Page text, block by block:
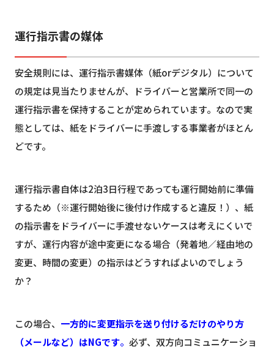
運行指示書の媒体
安全規則には、運行指示書媒体（紙orデジタル）について
の規定は見当たりませんが、ドライバーと営業所で同一の
運行指示書を保持することが定められています。なので実
態としては、紙をドライバーに手渡しする事業者がほとん
どです。
運行指示書自体は2泊3日行程であっても運行開始前に準備
するため（※運行開始後に後付け作成すると違反！）、紙
の指示書をドライバーに手渡せないケースは考えにくいで
すが、運行内容が途中変更になる場合（発着地／経由地の
変更、時間の変更）の指示はどうすればよいのでしょう
か？
この場合、 一方的に変更指示を送り付けるだけのやり方
（メールなど）はNGです。 必ず、双方向コミュニケーショ